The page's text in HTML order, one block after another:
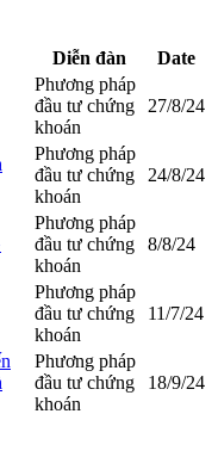
Diễn đàn
Date
Phương pháp
đầu tư chứng
khoán
27/8/24
Phương pháp
đầu tư chứng
khoán
24/8/24
Phương pháp
đầu tư chứng
khoán
8/8/24
Phương pháp
đầu tư chứng
khoán
11/7/24
Phương pháp
đầu tư chứng
khoán
18/9/24